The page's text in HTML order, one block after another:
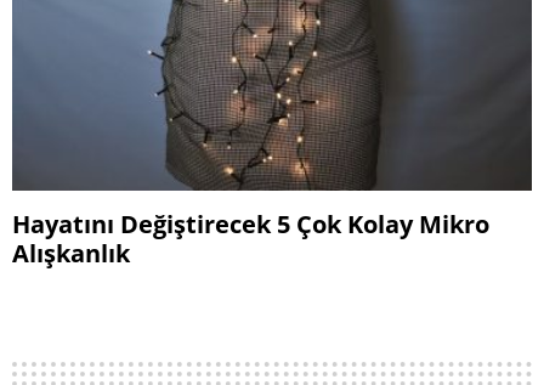
Hayatını Değiştirecek 5 Çok Kolay Mikro
Alışkanlık